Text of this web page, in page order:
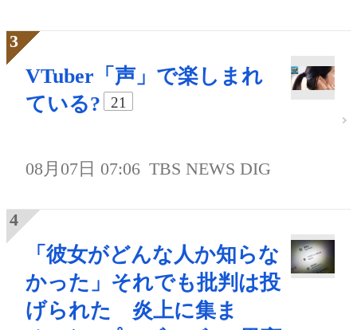
VTuber「声」で楽しまれ
ている?
21
08月07日 07:06 TBS NEWS DIG
「彼女がどんな人か知らな
かった」それでも批判は投
げられた 炎上に集ま